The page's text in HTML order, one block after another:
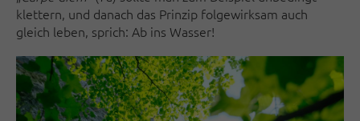
klettern, und danach das Prinzip folgewirksam auch
gleich leben, sprich: Ab ins Wasser!